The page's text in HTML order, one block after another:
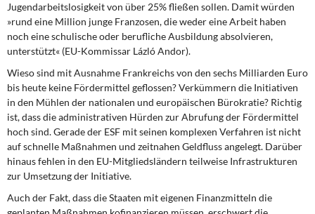
Jugendarbeitslosigkeit von über 25% fließen sollen. Damit würden
»rund eine Million junge Franzosen, die weder eine Arbeit haben
noch eine schulische oder berufliche Ausbildung absolvieren,
unterstützt« (EU-Kommissar Lázló Andor).
Wieso sind mit Ausnahme Frankreichs von den sechs Milliarden Euro
bis heute keine Fördermittel geflossen? Verkümmern die Initiativen
in den Mühlen der nationalen und europäischen Bürokratie? Richtig
ist, dass die administrativen Hürden zur Abrufung der Fördermittel
hoch sind. Gerade der ESF mit seinen komplexen Verfahren ist nicht
auf schnelle Maßnahmen und zeitnahen Geldfluss angelegt. Darüber
hinaus fehlen in den EU-Mitgliedsländern teilweise Infrastrukturen
zur Umsetzung der Initiative.
Auch der Fakt,dass die Staaten mit eigenen Finanzmitteln die